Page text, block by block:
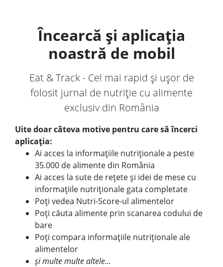
Încearcă și aplicația
noastră de mobil
Eat & Track - Cel mai rapid și ușor de
folosit jurnal de nutriție cu alimente
exclusiv din România
Uite doar câteva motive pentru care să încerci
aplicația:
Ai acces la informațiile nutriționale a peste
35.000 de alimente din România
Ai acces la sute de rețete și idei de mese cu
informațiile nutriționale gata completate
Poți vedea Nutri-Score-ul alimentelor
Poți căuta alimente prin scanarea codului de
bare
Poți compara informațiile nutriționale ale
alimentelor
și multe multe altele...